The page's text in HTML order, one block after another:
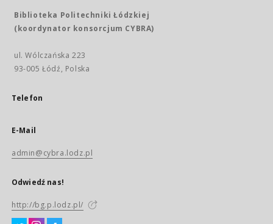
Biblioteka Politechniki Łódzkiej
(koordynator konsorcjum CYBRA)
ul. Wólczańska 223
93-005 Łódź, Polska
Telefon
E-Mail
admin@cybra.lodz.pl
Odwiedź nas!
http://bg.p.lodz.pl/